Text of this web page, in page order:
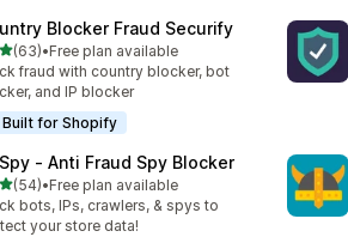
Blocker Fraud Securify
5 hvězd
(63)počet recenzí: 63
•Free plan available
fraud with country blocker, bot
and IP blocker
Built for Shopify
‑ Anti Fraud Spy Blocker
z 5 hvězd
(54)počet recenzí: 54
•Free plan available
bots, IPs, crawlers, & spys to
your store data!